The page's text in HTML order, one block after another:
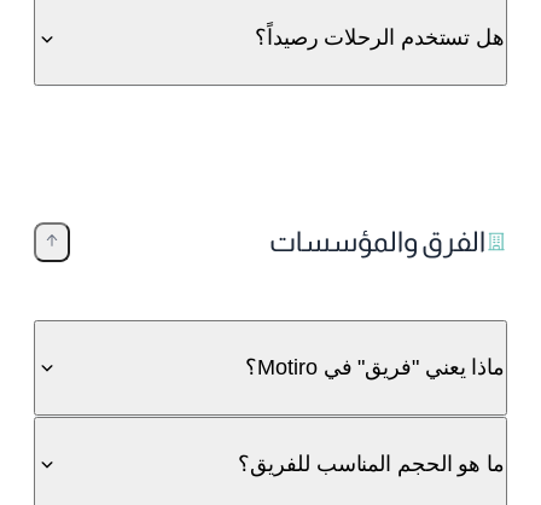
هل تستخدم الرحلات رصيداً؟
الفرق والمؤسسات
ماذا يعني "فريق" في Motiro؟
ما هو الحجم المناسب للفريق؟